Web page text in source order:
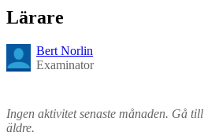
Lärare
Bert Norlin
Examinator
Ingen aktivitet senaste månaden. Gå till
äldre.